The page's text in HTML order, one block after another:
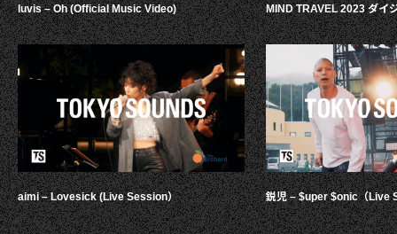
luvis – Oh (Official Music Video)
aimi – Lovesick (Live Session）
MIND TRAVEL 2023 ダイ
鋭児 – $uper $onic（Live